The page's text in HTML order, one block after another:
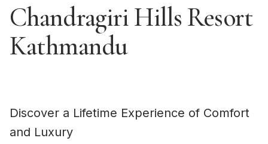
Chandragiri Hills Resort
Kathmandu
Discover a Lifetime Experience of Comfort
and Luxury